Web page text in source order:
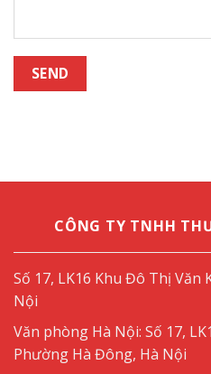
CÔNG TY TNHH
Số 17, LK16 Khu Đô Thị Văn
Nội
Văn phòng Hà Nội: Số 17,
Phường Hà Đông, Hà Nội